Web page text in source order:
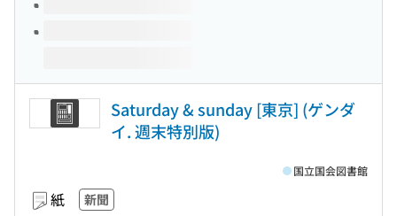
Saturday & sunday [東京] (ゲンダ
イ. 週末特別版)
紙 新聞
国立国会図書館